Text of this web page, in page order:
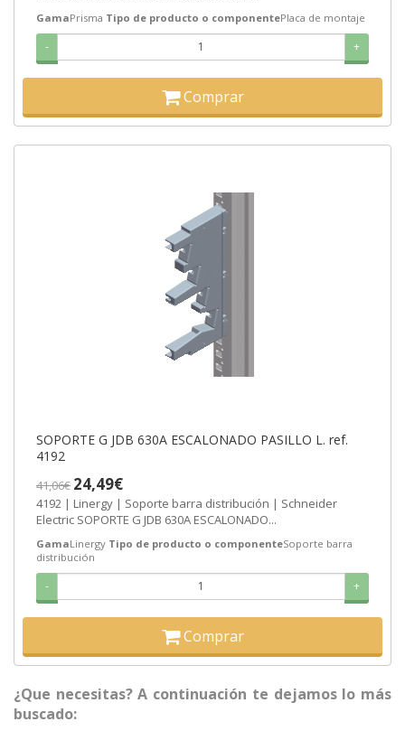
GamaPrisma Tipo de producto o componentePlaca de montaje
- +
Comprar
SOPORTE G JDB 630A ESCALONADO PASILLO L. ref.
4192
41,06€ 24,49€
4192 | Linergy | Soporte barra distribución | Schneider
Electric SOPORTE G JDB 630A ESCALONADO...
GamaLinergy Tipo de producto o componenteSoporte barra
distribución
- +
Comprar
¿Que necesitas? A continuación te dejamos lo más
buscado: